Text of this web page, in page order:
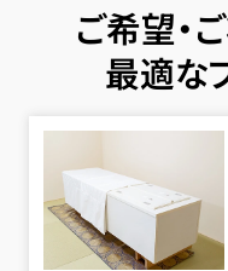
ご希望・
最適な